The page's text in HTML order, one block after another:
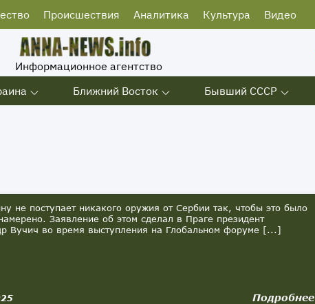
Происшествия Аналитика Культура Видео
Информационное агентство
Ближний Восток Бывший СССР
не поступает никакого оружия от Сербии так, чтобы это было
Заявление об этом сделал в Праге президент
Вучич во время выступления на Глобальном форуме [...]
Подробнее